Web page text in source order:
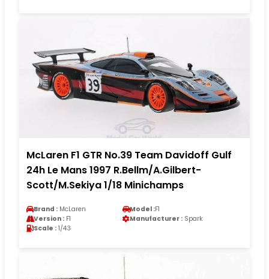
McLaren F1 GTR No.39 Team Davidoff Gulf
24h Le Mans 1997 R.Bellm/A.Gilbert-
Scott/M.Sekiya 1/18 Minichamps
Brand : McLaren Model :F1
Version : F1 Manufacturer : Spark
Scale : 1/43